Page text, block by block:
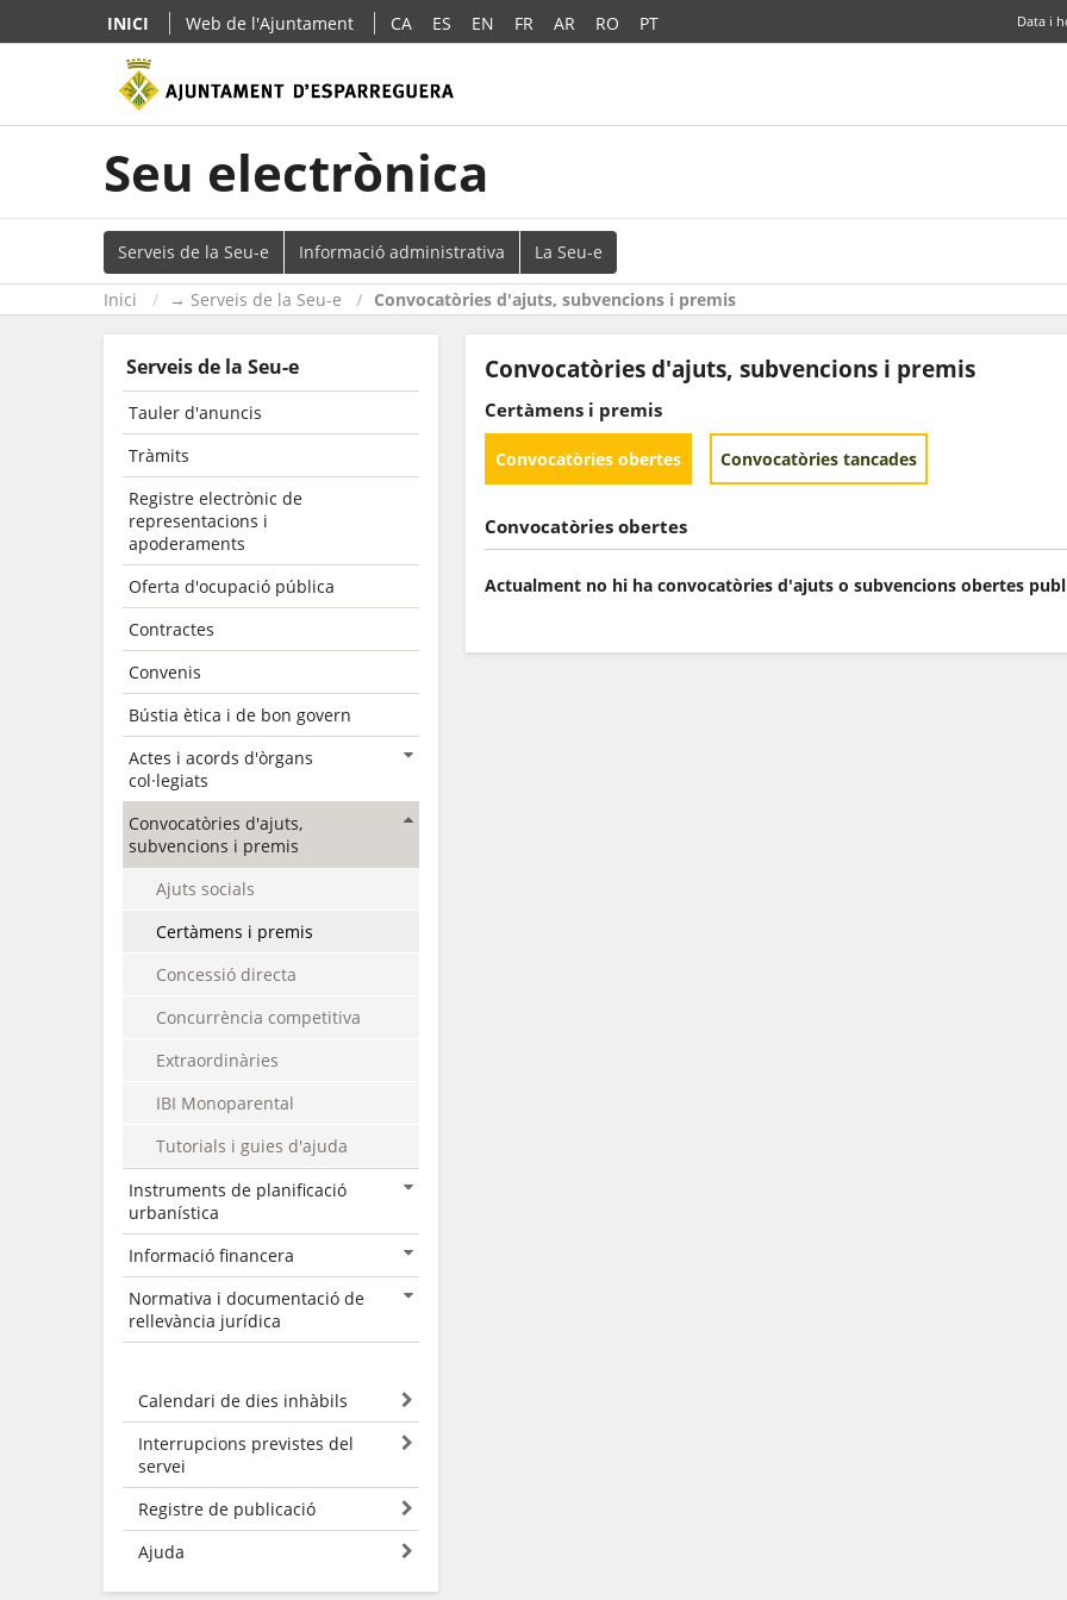
INICI Web de l'Ajuntament CA ES EN FR AR RO PT Data i
Seu electrònica
Serveis de la Seu-e Informació administrativa La Seu-e
Inici → Serveis de la Seu-e Convocatòries d'ajuts, subvencions i premis
Serveis de la Seu-e
Tauler d'anuncis
Tràmits
Registre electrònic de
representacions i
apoderaments
Oferta d'ocupació pública
Contractes
Convenis
Bústia ètica i de bon govern
Actes i acords d'òrgans
col·legiats
Convocatòries d'ajuts,
subvencions i premis
Ajuts socials
Certàmens i premis
Concessió directa
Concurrència competitiva
Extraordinàries
IBI Monoparental
Tutorials i guies d'ajuda
Instruments de planificació
urbanística
Informació financera
Normativa i documentació de
rellevància jurídica
Calendari de dies inhàbils
Interrupcions previstes del
servei
Registre de publicació
Ajuda
Convocatòries d'ajuts, subvencions i premis
Certàmens i premis
Convocatòries obertes Convocatòries tancades
Convocatòries obertes
Actualment no hi ha convocatòries d'ajuts o subvencions obertes